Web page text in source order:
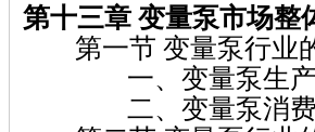
第十三章 变量泵市场整
第一节 变量泵行业
一、变量泵生产
二、变量泵消费